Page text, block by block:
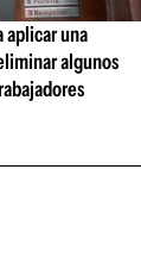
aplicar una
algunos